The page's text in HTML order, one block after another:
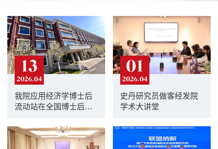
13
2026.04
我院应用经济学博士后
流动站在全国博士后科
绩
01
2026.04
史丹研究员做客经发院
学术大讲堂